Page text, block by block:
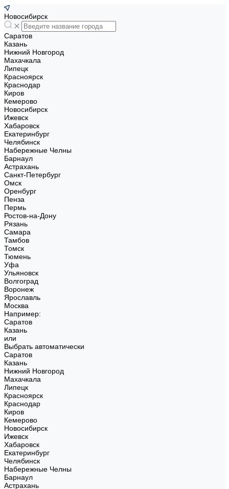
Новосибирск
Саратов
Казань
Нижний Новгород
Махачкала
Липецк
Красноярск
Краснодар
Киров
Кемерово
Новосибирск
Ижевск
Хабаровск
Екатеринбург
Челябинск
Набережные Челны
Барнаул
Астрахань
Санкт-Петербург
Омск
Оренбург
Пенза
Пермь
Ростов-на-Дону
Рязань
Самара
Тамбов
Томск
Тюмень
Уфа
Ульяновск
Волгоград
Воронеж
Ярославль
Москва
Например:
Саратов
Казань
или
Выбрать автоматически
Саратов
Казань
Нижний Новгород
Махачкала
Липецк
Красноярск
Краснодар
Киров
Кемерово
Новосибирск
Ижевск
Хабаровск
Екатеринбург
Челябинск
Набережные Челны
Барнаул
Астрахань